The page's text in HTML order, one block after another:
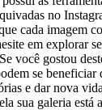
no
cada imagem
⁤em explorar‍
você gostou
se ​beneficiar
e‌ dar ⁢nova
sua​ galeria ⁣está⁣